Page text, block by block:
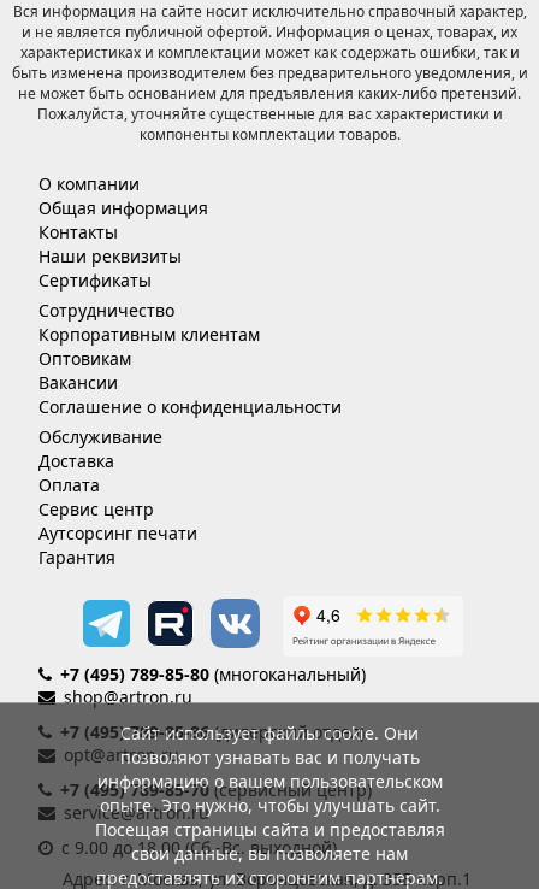
Вся информация на сайте носит исключительно справочный характер,
и не является публичной офертой. Информация о ценах, товарах, их
характеристиках и комплектации может как содержать ошибки, так и
быть изменена производителем без предварительного уведомления, и
не может быть основанием для предъявления каких-либо претензий.
Пожалуйста, уточняйте существенные для вас характеристики и
компоненты комплектации товаров.
О компании
Общая информация
Контакты
Наши реквизиты
Сертификаты
Сотрудничество
Корпоративным клиентам
Оптовикам
Вакансии
Соглашение о конфиденциальности
Обслуживание
Доставка
Оплата
Сервис центр
Аутсорсинг печати
Гарантия
+7 (495) 789-85-80 (многоканальный)
shop@artron.ru
+7 (495) 789-85-86(дилерский отдел)
opt@artron.ru
+7 (495) 789-85-70 (сервисный центр)
service@artron.ru
с 9.00 до 18.00 (Сб.-Вс. выходной)
Адрес: г. Москва, ул. Воронцовская, д. 35Б корп.1
Сайт использует файлы cookie. Они
позволяют узнавать вас и получать
информацию о вашем пользовательском
опыте. Это нужно, чтобы улучшать сайт.
Посещая страницы сайта и предоставляя
свои данные, вы позволяете нам
предоставлять их сторонним партнерам.